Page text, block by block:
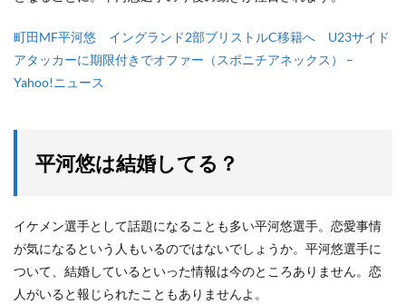
町田MF平河悠 イングランド2部ブリストルC移籍へ U23サイド
アタッカーに期限付きでオファー（スポニチアネックス） –
Yahoo!ニュース
平河悠は結婚してる？
イケメン選手として話題になることも多い平河悠選手。恋愛事情
が気になるという人もいるのではないでしょうか。平河悠選手に
ついて、結婚しているといった情報は今のところありません。恋
人がいると報じられたこともありませんよ。